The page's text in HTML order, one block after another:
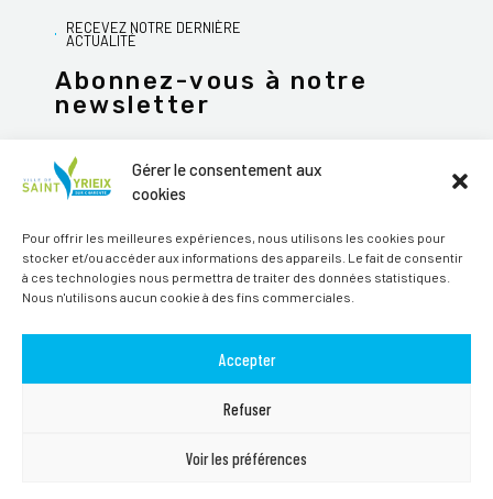
Gérer le consentement aux
cookies
Pour offrir les meilleures expériences, nous utilisons les cookies pour
stocker et/ou accéder aux informations des appareils. Le fait de consentir
à ces technologies nous permettra de traiter des données statistiques.
Nous n'utilisons aucun cookie à des fins commerciales.
Accepter
Refuser
Voir les préférences
RECEVEZ NOTRE DERNIÈRE
ACTUALITÉ
Abonnez-vous à notre
newsletter
JE M'ABONNE
Alternative: